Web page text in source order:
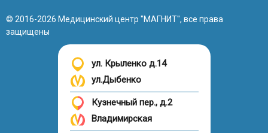
© 2016-2026 Медицинский центр "МАГНИТ", все права
защищены
ул. Крыленко д.14
ул.Дыбенко
Кузнечный пер., д.2
Владимирская